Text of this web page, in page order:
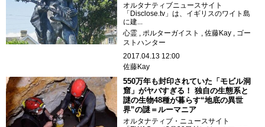
オルタナティブニュースサイト
「Disclose.tv」は、イギリスのワイト島
に建...
心霊
ポルターガイスト 佐藤Kay
ゴー
ストハンター
2017.04.13 12:00
佐藤Kay
550万年も封印されていた「モビル洞
窟」がヤバすぎる！ 独自の生態系と
謎の生物48種が暮らす“地底の異世
界”の謎＝ルーマニア
オルタナティブ・ニュースサイト